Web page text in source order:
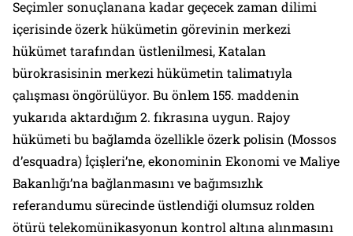
Seçimler sonuçlanana kadar geçecek zaman dilimi
içerisinde özerk hükümetin görevinin merkezi
hükümet tarafından üstlenilmesi, Katalan
bürokrasisinin merkezi hükümetin talimatıyla
çalışması öngörülüyor. Bu önlem 155. maddenin
yukarıda aktardığım 2. fıkrasına uygun. Rajoy
hükümeti bu bağlamda özellikle özerk polisin (Mossos
d’esquadra) İçişleri’ne, ekonominin Ekonomi ve Maliye
Bakanlığı’na bağlanmasını ve bağımsızlık
referandumu sürecinde üstlendiği olumsuz rolden
ötürü telekomünikasyonun kontrol altına alınmasını